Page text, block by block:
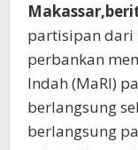
partisipan dari
perbankan
Indah (MaRI)
berlangsung
berlangsung